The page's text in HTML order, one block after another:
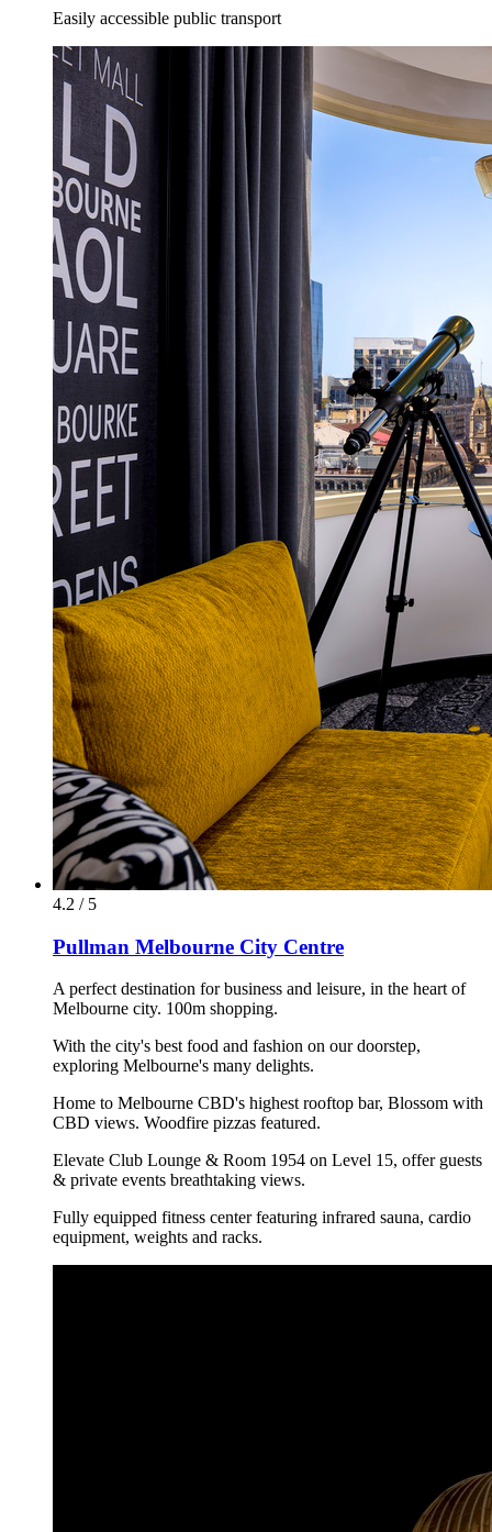
Easily accessible public transport
4.2 / 5
Pullman Melbourne City Centre
A perfect destination for business and leisure, in the heart of
Melbourne city. 100m shopping.
With the city's best food and fashion on our doorstep,
exploring Melbourne's many delights.
Home to Melbourne CBD's highest rooftop bar, Blossom with
CBD views. Woodfire pizzas featured.
Elevate Club Lounge & Room 1954 on Level 15, offer guests
& private events breathtaking views.
Fully equipped fitness center featuring infrared sauna, cardio
equipment, weights and racks.